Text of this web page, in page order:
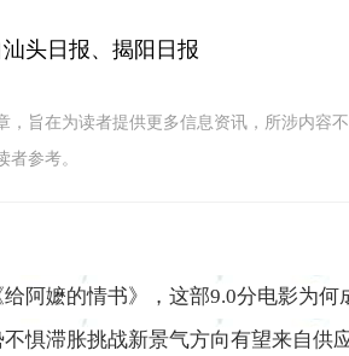
头日报、揭阳日报
，旨在为读者提供更多信息资讯，所涉内容
者参考。
阿嬷的情书》，这部9.0分电影为何
惧滞胀挑战新景气方向有望来自供